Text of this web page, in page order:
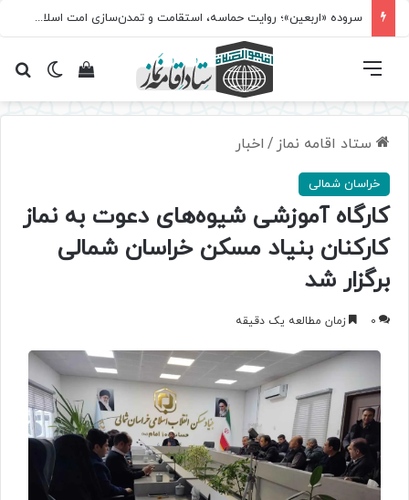
سروده‌ «اربعین»؛ روایت حماسه، استقامت و تمدن‌سازی امت اسلامی
تغییرمشاهده فهرست
ستاد اقامه نماز / اخبار
خراسان شمالی
کارگاه آموزشی شیوه‌های دعوت به نماز
کارکنان بنیاد مسکن خراسان شمالی
برگزار شد
0 زمان مطالعه یک دقیقه